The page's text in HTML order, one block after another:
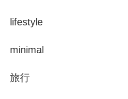
lifestyle
minimal
旅行